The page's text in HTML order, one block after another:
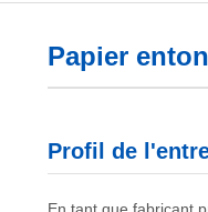
Papier
Profil de